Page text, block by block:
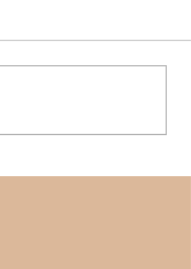
噌教室